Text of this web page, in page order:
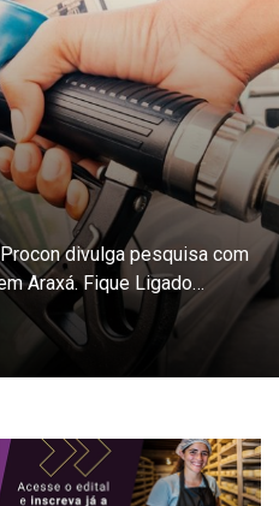
divulga pesquisa com
Araxá. Fique Ligado…